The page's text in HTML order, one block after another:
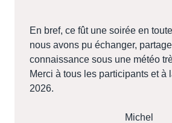
En bref, ce fût une soirée en
nous avons pu échanger,
connaissance sous une météo
Merci à tous les participants et à
2026.
Michel